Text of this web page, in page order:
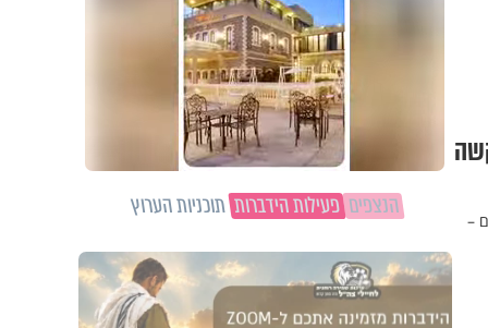
קשה
–
הנצפיםפעילות הידברותתוכניות הערוץ